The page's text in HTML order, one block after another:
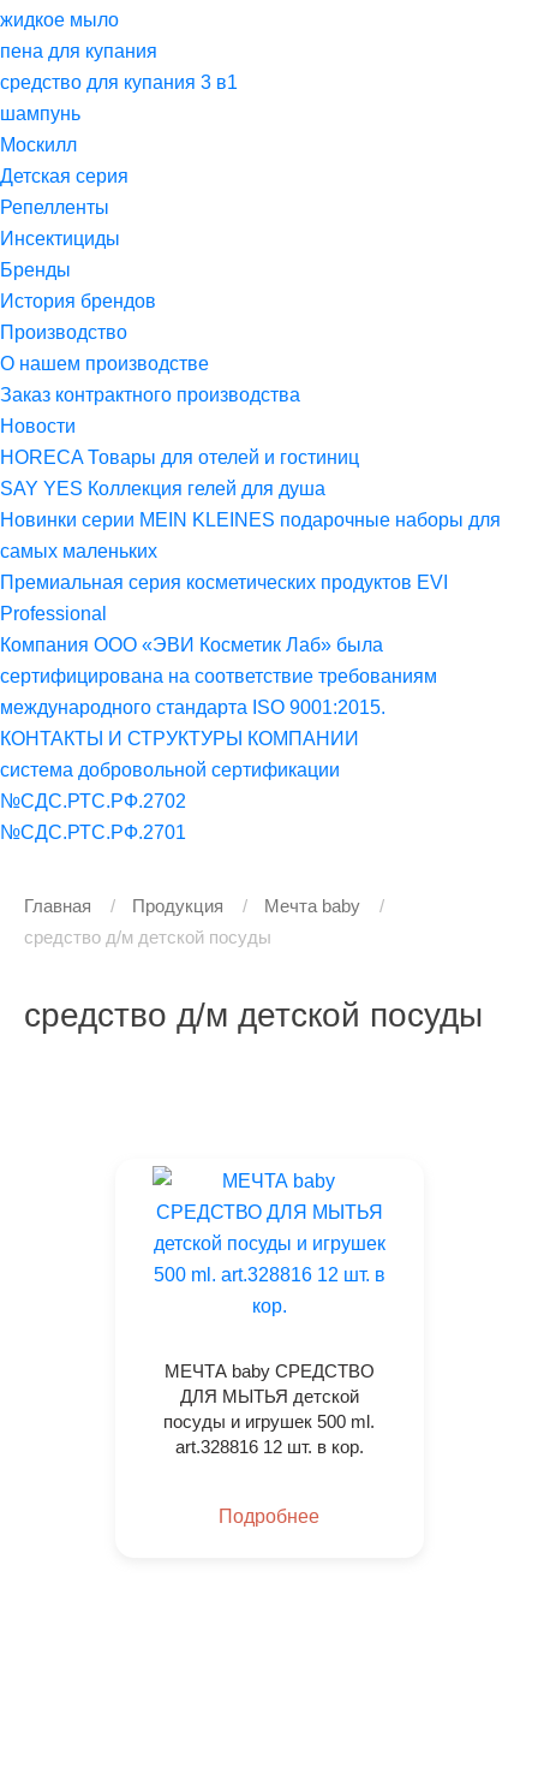
жидкое мыло
пена для купания
средство для купания 3 в1
шампунь
Москилл
Детская серия
Репелленты
Инсектициды
Бренды
История брендов
Производство
О нашем производстве
Заказ контрактного производства
Новости
HORECA Товары для отелей и гостиниц
SAY YES Коллекция гелей для душа
Новинки серии MEIN KLEINES подарочные наборы для
самых маленьких
Премиальная серия косметических продуктов EVI
Professional
Компания ООО «ЭВИ Косметик Лаб» была
сертифицирована на соответствие требованиям
международного стандарта ISO 9001:2015.
КОНТАКТЫ И СТРУКТУРЫ КОМПАНИИ
система добровольной сертификации
№СДС.РТС.РФ.2702
№СДС.РТС.РФ.2701
Главная Продукция
Мечта baby
средство д/м детской посуды
средство д/м детской посуды
МЕЧТА baby СРЕДСТВО
ДЛЯ МЫТЬЯ детской
посуды и игрушек 500 ml.
art.328816 12 шт. в кор.
Подробнее